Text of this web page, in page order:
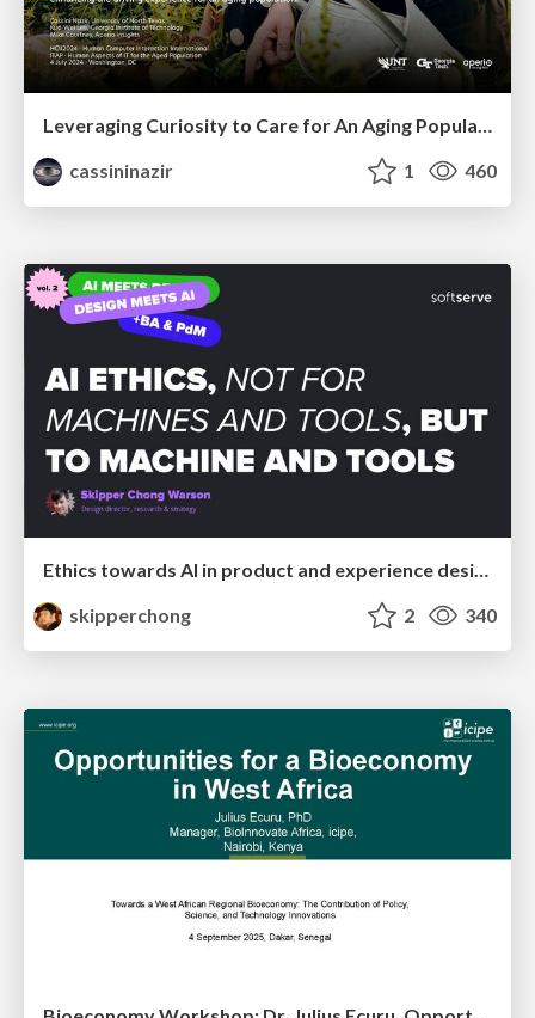
Leveraging Curiosity to Care for An Aging Population
cassininazir
1 460
Ethics towards AI in product and experience design
skipperchong
2 340